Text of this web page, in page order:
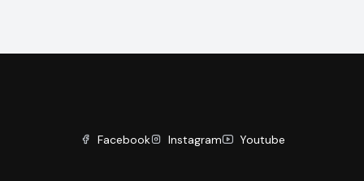
Facebook Instagram Youtube